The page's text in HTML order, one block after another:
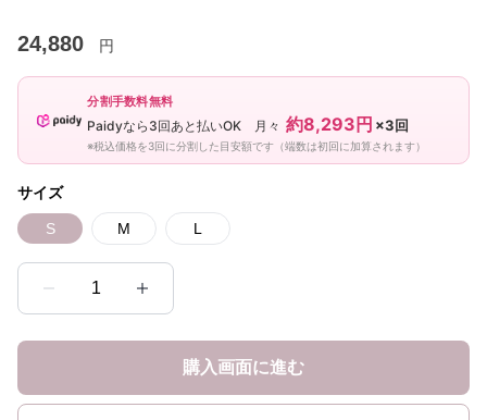
24,880 円
分割手数料無料
Paidyなら3回あと払いOK 月々 約8,293円 ×3回
※税込価格を3回に分割した目安額です（端数は初回に加算されます）
サイズ
S M L
1
購入画面に進む